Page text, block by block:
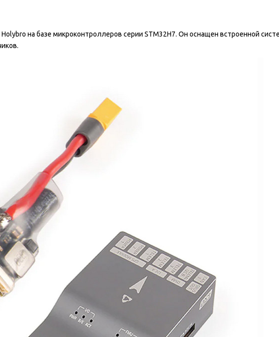
на базе микроконтроллеров серии STM32H7. Он оснащен встроенной